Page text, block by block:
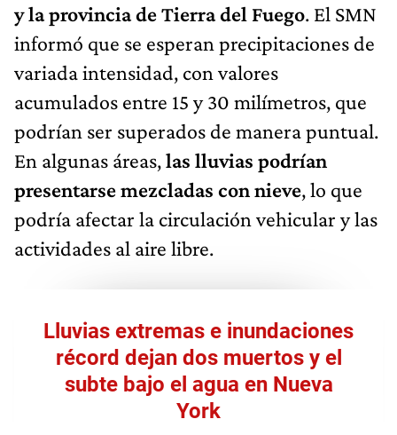
y la provincia de Tierra del Fuego. El SMN
informó que se esperan precipitaciones de
variada intensidad, con valores
acumulados entre 15 y 30 milímetros, que
podrían ser superados de manera puntual.
En algunas áreas,las lluvias podrían
presentarse mezcladas con nieve, lo que
podría afectar la circulación vehicular y las
actividades al aire libre.
Lluvias extremas e inundaciones
récord dejan dos muertos y el
subte bajo el agua en Nueva
York